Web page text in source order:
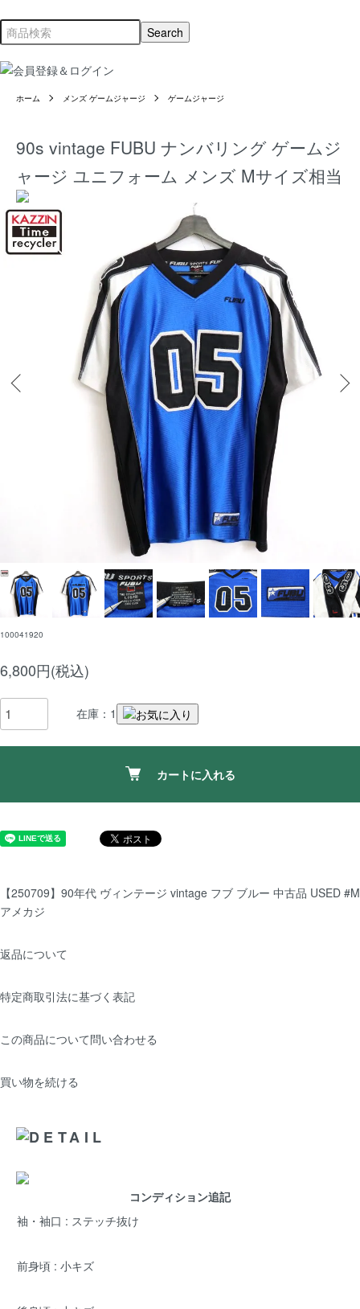
ホーム メンズ ゲームジャージ ゲームジャージ
90s vintage FUBU ナンバリング ゲームジ
ャージ ユニフォーム メンズ Mサイズ相当
100041920
6,800円(税込)
在庫：1
カートに入れる
【250709】90年代 ヴィンテージ vintage フブ ブルー 中古品 USED #M
アメカジ
返品について
特定商取引法に基づく表記
この商品について問い合わせる
買い物を続ける
コンディション追記
袖・袖口 : ステッチ抜け
前身頃 : 小キズ